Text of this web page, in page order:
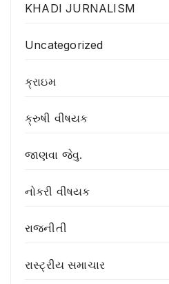
KHADI JURNALISM
Uncategorized
ક્રાઇમ
ક્રુષી વીષયક
જાણવા જેવુ.
નોકરી વીષયક
રાજનીતી
રાસ્ટ્રીય સમાચાર